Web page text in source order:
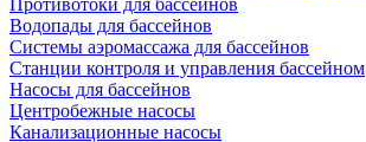
Противотоки для бассейнов
Водопады для бассейнов
Системы аэромассажа для бассейнов
Станции контроля и управления бассейном
Насосы для бассейнов
Центробежные насосы
Канализационные насосы